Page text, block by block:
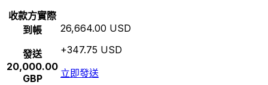
收款方實際
到帳
發送
20,000.00
GBP
26,664.00 USD
+347.75 USD
立即發送